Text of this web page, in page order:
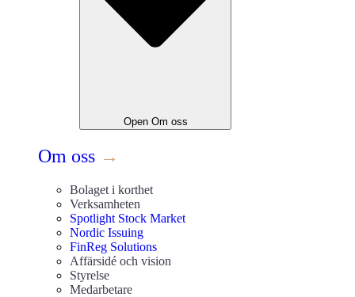
Open Om oss
Om oss →
Bolaget i korthet
Verksamheten
Spotlight Stock Market
Nordic Issuing
FinReg Solutions
Affärsidé och vision
Styrelse
Medarbetare